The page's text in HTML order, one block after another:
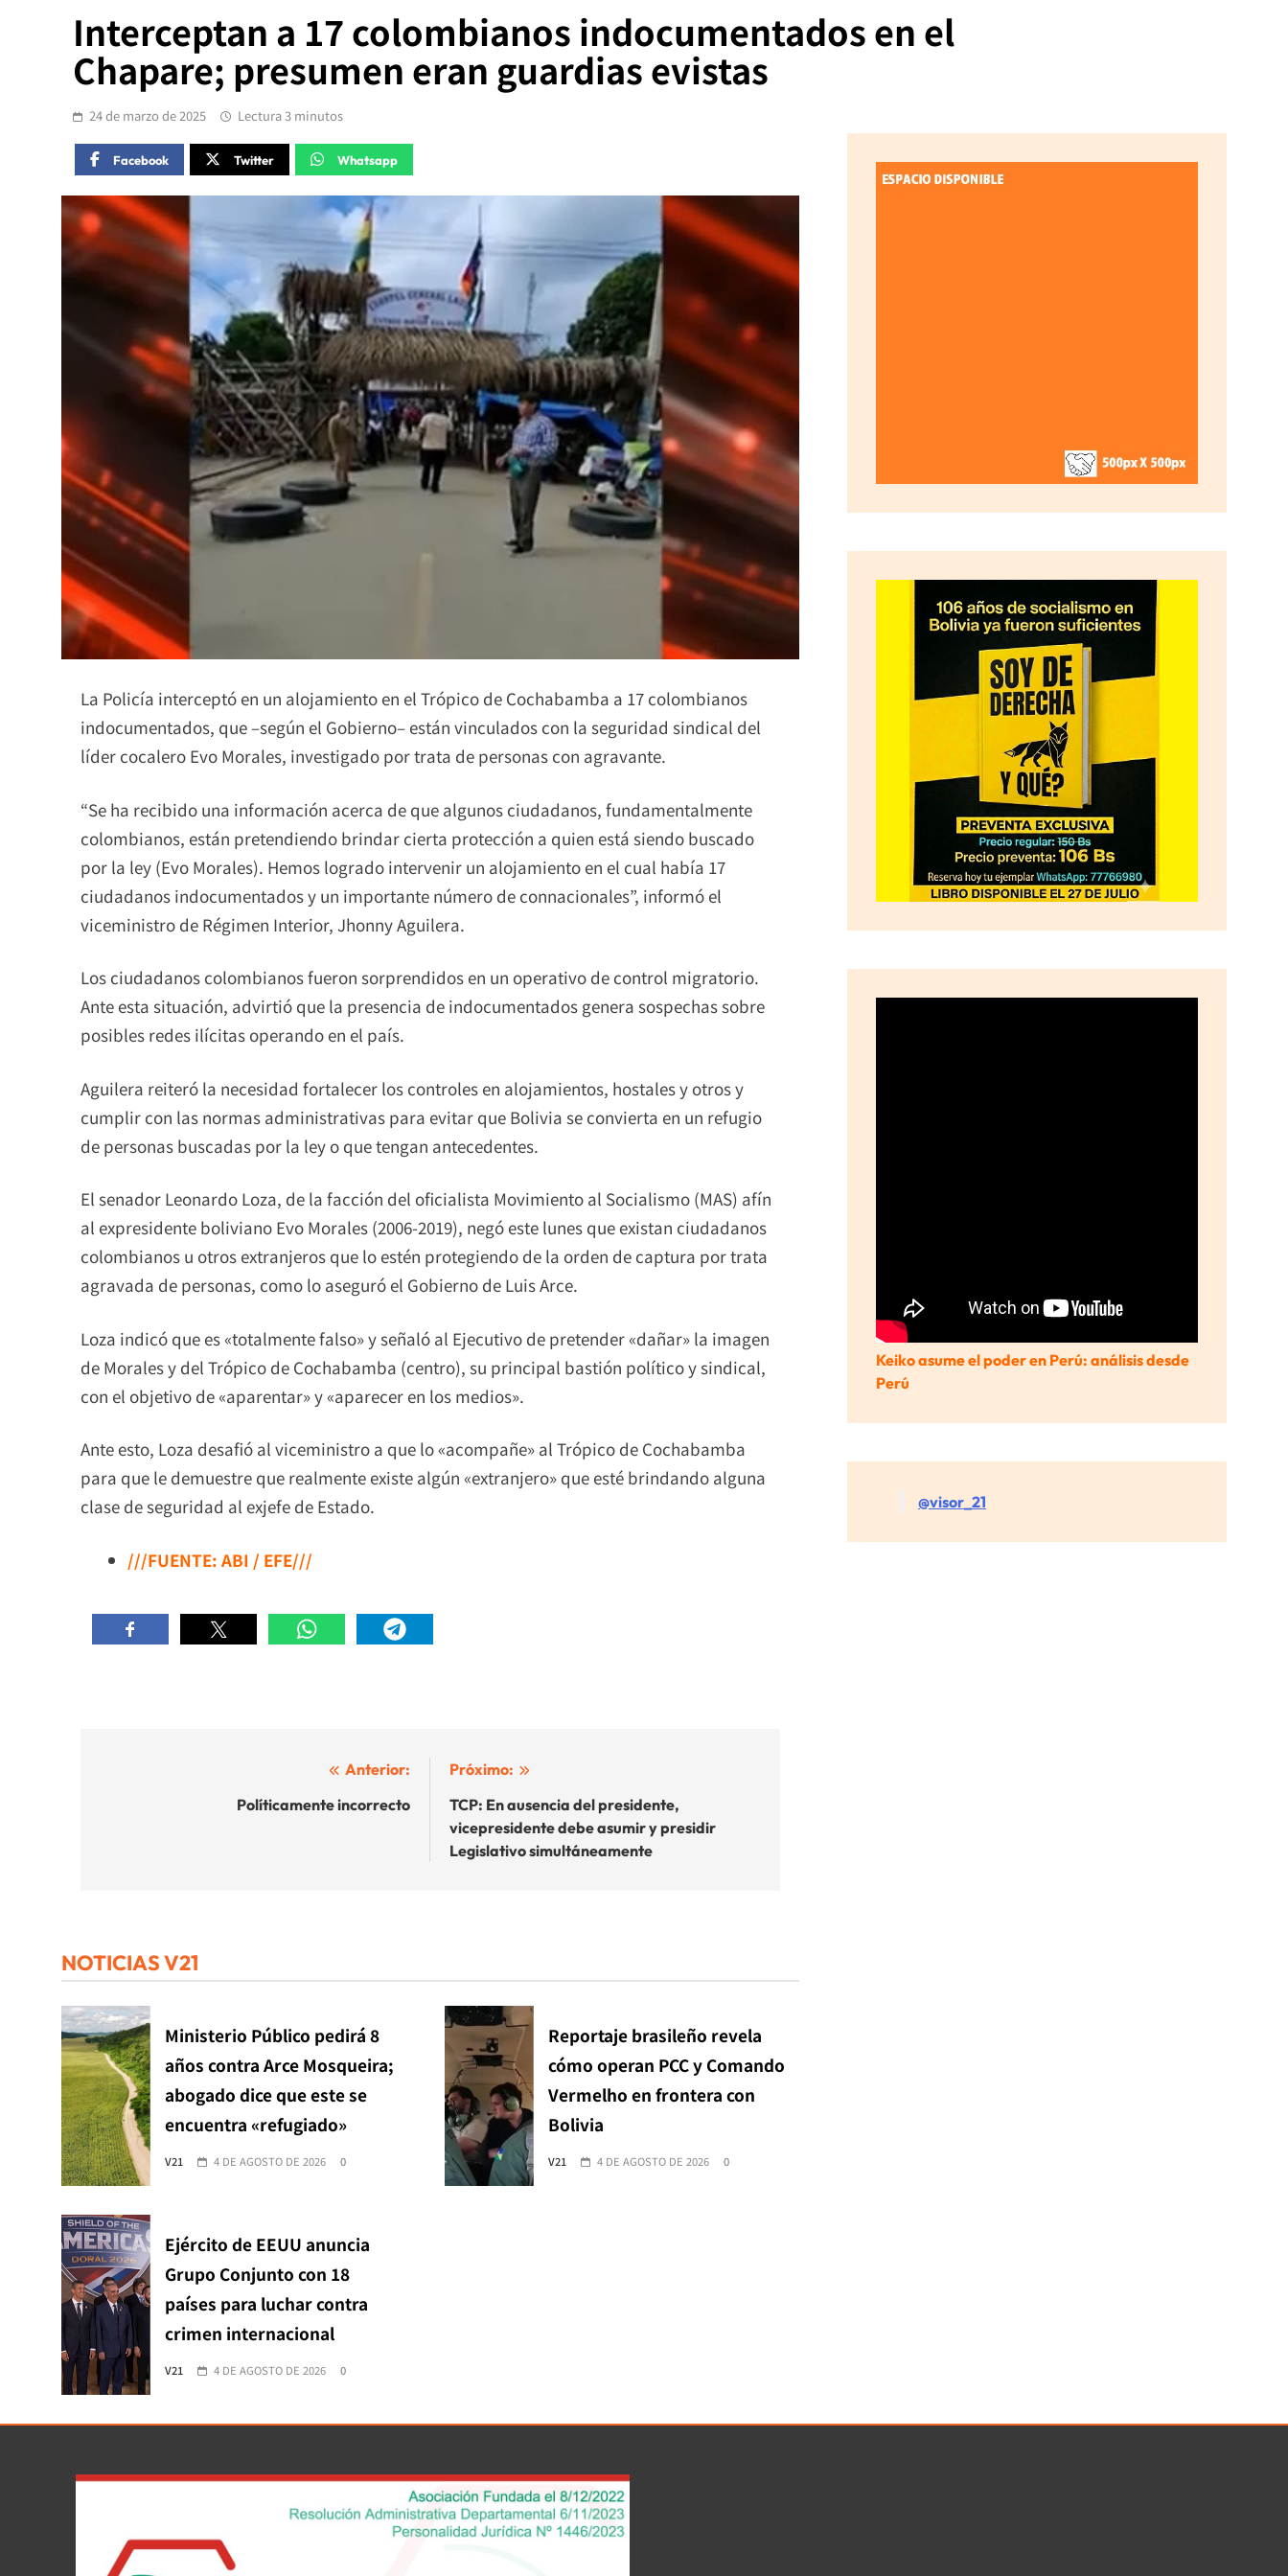
Interceptan a 17 colombianos indocumentados en el
Chapare; presumen eran guardias evistas
24 de marzo de 2025 Lectura 3 minutos
Facebook Twitter Whatsapp
La Policía interceptó en un alojamiento en el Trópico de Cochabamba a 17 colombianos
indocumentados, que –según el Gobierno– están vinculados con la seguridad sindical del
líder cocalero Evo Morales, investigado por trata de personas con agravante.
“Se ha recibido una información acerca de que algunos ciudadanos, fundamentalmente
colombianos, están pretendiendo brindar cierta protección a quien está siendo buscado
por la ley (Evo Morales). Hemos logrado intervenir un alojamiento en el cual había 17
ciudadanos indocumentados y un importante número de connacionales”, informó el
viceministro de Régimen Interior, Jhonny Aguilera.
Los ciudadanos colombianos fueron sorprendidos en un operativo de control migratorio.
Ante esta situación, advirtió que la presencia de indocumentados genera sospechas sobre
posibles redes ilícitas operando en el país.
Aguilera reiteró la necesidad fortalecer los controles en alojamientos, hostales y otros y
cumplir con las normas administrativas para evitar que Bolivia se convierta en un refugio
de personas buscadas por la ley o que tengan antecedentes.
El senador Leonardo Loza, de la facción del oficialista Movimiento al Socialismo (MAS) afín
al expresidente boliviano Evo Morales (2006-2019), negó este lunes que existan ciudadanos
colombianos u otros extranjeros que lo estén protegiendo de la orden de captura por trata
agravada de personas, como lo aseguró el Gobierno de Luis Arce.
Loza indicó que es «totalmente falso» y señaló al Ejecutivo de pretender «dañar» la imagen
de Morales y del Trópico de Cochabamba (centro), su principal bastión político y sindical,
con el objetivo de «aparentar» y «aparecer en los medios».
Ante esto, Loza desafió al viceministro a que lo «acompañe» al Trópico de Cochabamba
para que le demuestre que realmente existe algún «extranjero» que esté brindando alguna
clase de seguridad al exjefe de Estado.
///FUENTE: ABI / EFE///
Anterior:
Políticamente incorrecto
Próximo:
TCP: En ausencia del presidente,
vicepresidente debe asumir y presidir
Legislativo simultáneamente
NOTICIAS V21
Ministerio Público pedirá 8
años contra Arce Mosqueira;
abogado dice que este se
encuentra «refugiado»
V21 4 DE AGOSTO DE 2026 0
Reportaje brasileño revela
cómo operan PCC y Comando
Vermelho en frontera con
Bolivia
V21 4 DE AGOSTO DE 2026 0
Ejército de EEUU anuncia
Grupo Conjunto con 18
países para luchar contra
crimen internacional
V21 4 DE AGOSTO DE 2026 0
Keiko asume el poder en Perú: análisis desde
Perú
@visor_21